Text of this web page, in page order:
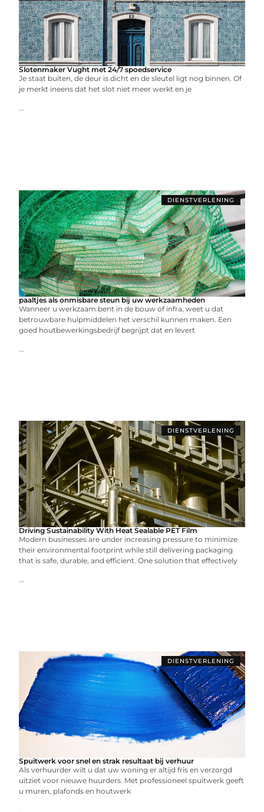
Slotenmaker Vught met 24/7 spoedservice
Je staat buiten, de deur is dicht en de sleutel ligt nog binnen. Of
je merkt ineens dat het slot niet meer werkt en je
...
DIENSTVERLENING
paaltjes als onmisbare steun bij uw werkzaamheden
Wanneer u werkzaam bent in de bouw of infra, weet u dat
betrouwbare hulpmiddelen het verschil kunnen maken. Een
goed houtbewerkingsbedrijf begrijpt dat en levert
...
DIENSTVERLENING
Driving Sustainability With Heat Sealable PET Film
Modern businesses are under increasing pressure to minimize
their environmental footprint while still delivering packaging
that is safe, durable, and efficient. One solution that effectively
...
DIENSTVERLENING
Spuitwerk voor snel en strak resultaat bij verhuur
Als verhuurder wilt u dat uw woning er altijd fris en verzorgd
uitziet voor nieuwe huurders. Met professioneel spuitwerk geeft
u muren, plafonds en houtwerk